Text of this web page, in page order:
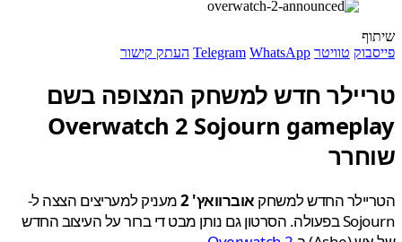
טוויטר Telegram WhatsApp העתק קישור
חדש למשחק המצופה בשם
Overwatch 2 Sojourn
החדש למשחקאוברוואץ' 2 מעניק למעריצים הצצה ל-
Sojourn בפעולה. הסרטון גם נותן מבט די ברור על העיצוב החדש